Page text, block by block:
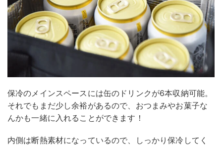
保冷のメインスペースには缶のドリンクが6本収納可能。
それでもまだ少し余裕があるので、おつまみやお菓子な
んかも一緒に入れることができます！
内側は断熱素材になっているので、しっかり保冷してく